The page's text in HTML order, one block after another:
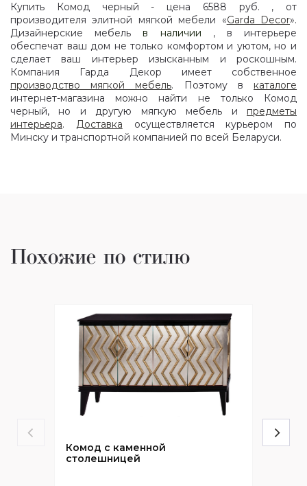
Купить Комод черный - цена 6588 руб. , от
производителя элитной мягкой мебели «Garda Decor».
Дизайнерские мебель в наличии , в интерьере
обеспечат ваш дом не только комфортом и уютом, но и
сделает ваш интерьер изысканным и роскошным.
Компания Гарда Декор имеет собственное
производство мягкой мебель. Поэтому в каталоге
интернет-магазина можно найти не только Комод
черный, но и другую мягкую мебель и предметы
интерьера. Доставка осуществляется курьером по
Минску и транспортной компанией по всей Беларуси.
Похожие по стилю
Комод с каменной
столешницей